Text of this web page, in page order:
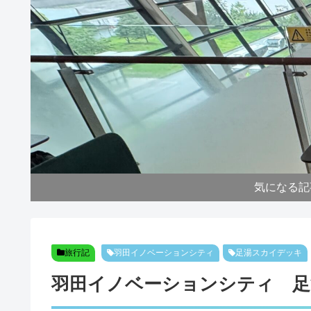
気になる
旅行記 羽田イノベーションシティ 足湯スカイデッキ
羽田イノベーションシティ 足